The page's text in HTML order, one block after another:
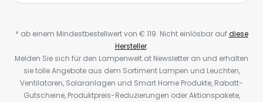
* ab einem Mindestbestellwert von € 119. Nicht einlösbar aufdiese
Hersteller.
Melden Sie sich für den Lampenwelt.at Newsletter an und erhalten
sie tolle Angebote aus dem Sortiment Lampen und Leuchten,
Ventilatoren, Solaranlagen und Smart Home Produkte, Rabatt-
Gutscheine, Produktpreis-Reduzierungen oder Aktionspakete,